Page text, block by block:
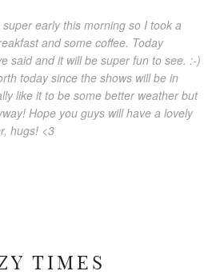
early this morning so I took a
and some coffee. Today
said and it will be super fun to see. :-)
today since the shows will be in
like it to be some better weather but
Hope you guys will have a lovely
hugs! <3
TIMES